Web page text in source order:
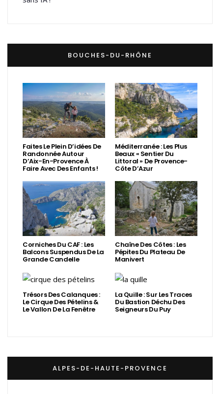
BOUCHES-DU-RHÔNE
Faites Le Plein D’idées De
Randonnée Autour
D’Aix-En-Provence À
Faire Avec Des Enfants !
Méditerranée : Les Plus
Beaux « Sentier Du
Littoral » De Provence-
Côte D’Azur
Corniches Du CAF : Les
Balcons Suspendus De La
Grande Candelle
Chaîne Des Côtes : Les
Pépites Du Plateau De
Manivert
Trésors Des Calanques :
Le Cirque Des Pételins &
Le Vallon De La Fenêtre
La Quille : Sur Les Traces
Du Bastion Déchu Des
Seigneurs Du Puy
ALPES-DE-HAUTE-PROVENCE